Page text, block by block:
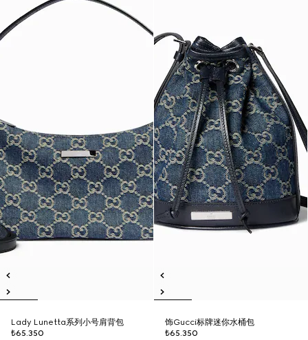
Lady Lunetta系列小号肩背包
₺65.350
饰Gucci标牌迷你水桶包
₺65.350